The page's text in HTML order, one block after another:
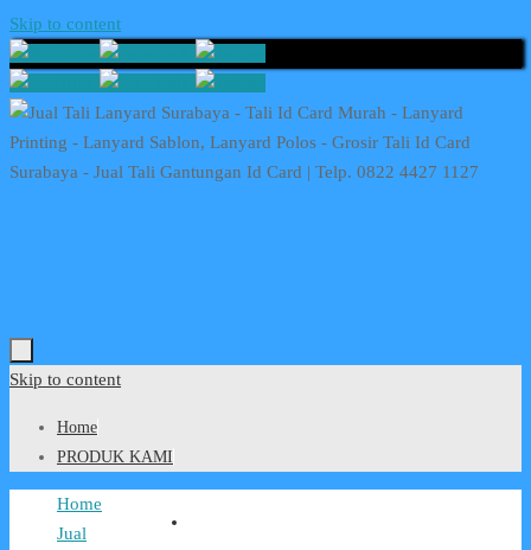
Skip to content
Skip to content
Home
PRODUK KAMI
Home
Jual